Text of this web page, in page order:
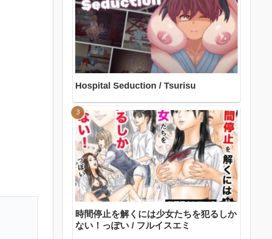
Hospital Seduction / Tsurisu
時間停止を解くには少女たちを犯るしか
ない！っぽい / フルイスエミ